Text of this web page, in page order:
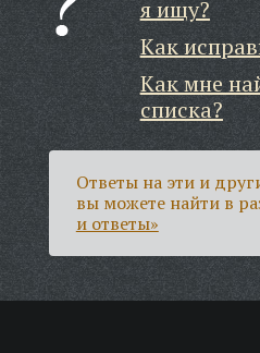
я ищу?
Как
Как мне
списка?
Ответы на эти и
вы можете найти в
и ответы»